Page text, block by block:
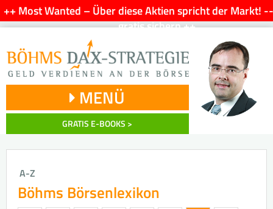
++ Most Wanted – Über diese Aktien spricht der Markt!
gratis sichern ++
MENÜ
GRATIS E-BOOKS >
A-Z
Böhms Börsenlexikon